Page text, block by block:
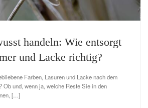
handeln: Wie entsorgt
und Lacke richtig?
Farben, Lasuren und Lacke nach dem
Ob und, wenn ja, welche Reste Sie in den
[…]